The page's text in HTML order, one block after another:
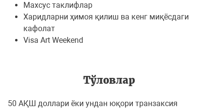
Махсус таклифлар
Харидларни ҳимоя қилиш ва кенг миқёсдаги
кафолат
Visa Art Weekend
Тўловлар
50 АҚШ доллари ёки ундан юқори транзаксия